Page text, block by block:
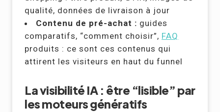
qualité, données de livraison à jour
Contenu de pré-achat : guides
comparatifs, “comment choisir”, FAQ
produits : ce sont ces contenus qui
attirent les visiteurs en haut du funnel
La visibilité IA : être “lisible” par
les moteurs génératifs